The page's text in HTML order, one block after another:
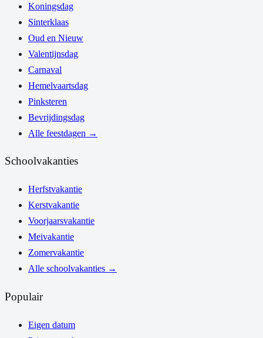
Koningsdag
Sinterklaas
Oud en Nieuw
Valentijnsdag
Carnaval
Hemelvaartsdag
Pinksteren
Bevrijdingsdag
Alle feestdagen →
Schoolvakanties
Herfstvakantie
Kerstvakantie
Voorjaarsvakantie
Meivakantie
Zomervakantie
Alle schoolvakanties →
Populair
Eigen datum